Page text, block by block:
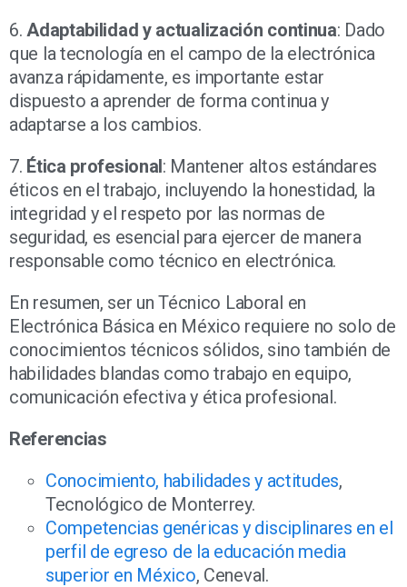
6. Adaptabilidad y actualización continua: Dado
que la tecnología en el campo de la electrónica
avanza rápidamente, es importante estar
dispuesto a aprender de forma continua y
adaptarse a los cambios.
7. Ética profesional: Mantener altos estándares
éticos en el trabajo, incluyendo la honestidad, la
integridad y el respeto por las normas de
seguridad, es esencial para ejercer de manera
responsable como técnico en electrónica.
En resumen, ser un Técnico Laboral en
Electrónica Básica en México requiere no solo de
conocimientos técnicos sólidos, sino también de
habilidades blandas como trabajo en equipo,
comunicación efectiva y ética profesional.
Referencias
Conocimiento, habilidades y actitudes,
Tecnológico de Monterrey.
Competencias genéricas y disciplinares en el
perfil de egreso de la educación media
superior en México, Ceneval.